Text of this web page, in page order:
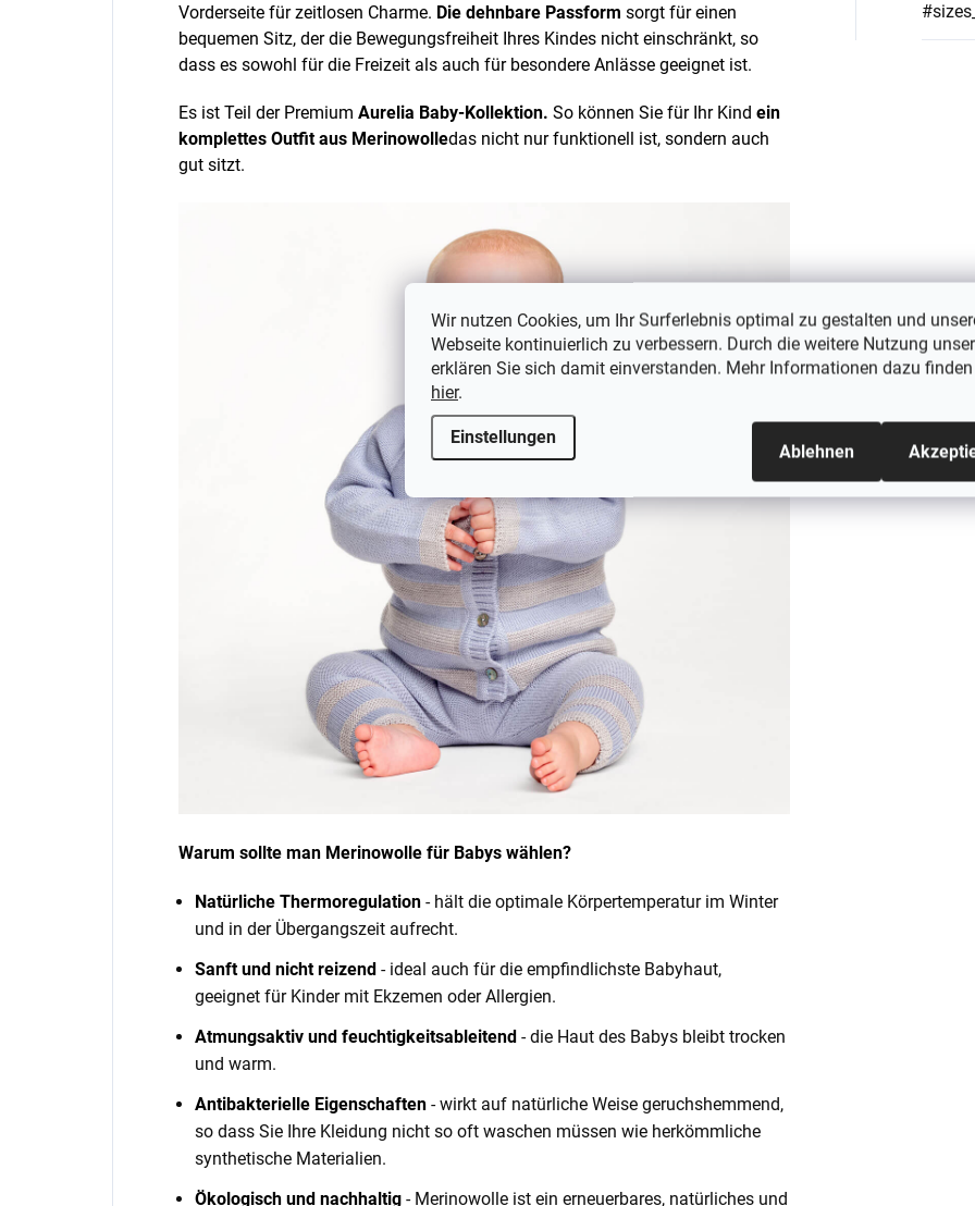
Wir nutzen Cookies, um Ihr Surferlebnis optimal zu gestalten und
Webseite kontinuierlich zu verbessern. Durch die weitere Nutzung
erklären Sie sich damit einverstanden. Mehr Informationen dazu
hier.
Einstellungen
Ablehnen
Vorderseite für zeitlosen Charme. Die dehnbare Passform sorgt für einen
bequemen Sitz, der die Bewegungsfreiheit Ihres Kindes nicht einschränkt, so
dass es sowohl für die Freizeit als auch für besondere Anlässe geeignet ist.
Es ist Teil der Premium Aurelia Baby-Kollektion. So können Sie für Ihr Kind ein
komplettes Outfit aus Merinowolledas nicht nur funktionell ist, sondern auch
gut sitzt.
Warum sollte man Merinowolle für Babys wählen?
Natürliche Thermoregulation - hält die optimale Körpertemperatur im Winter
und in der Übergangszeit aufrecht.
Sanft und nicht reizend - ideal auch für die empfindlichste Babyhaut,
geeignet für Kinder mit Ekzemen oder Allergien.
Atmungsaktiv und feuchtigkeitsableitend - die Haut des Babys bleibt trocken
und warm.
Antibakterielle Eigenschaften - wirkt auf natürliche Weise geruchshemmend,
so dass Sie Ihre Kleidung nicht so oft waschen müssen wie herkömmliche
synthetische Materialien.
Ökologisch und nachhaltig - Merinowolle ist ein erneuerbares, natürliches und